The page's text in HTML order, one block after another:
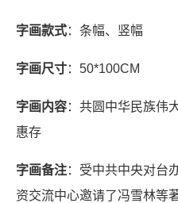
字画款式：条幅、竖幅
字画尺寸：50*100CM
字画内容：共圆中华民族
惠存
字画备注：受中共中央对台
资交流中心邀请了冯雪林等